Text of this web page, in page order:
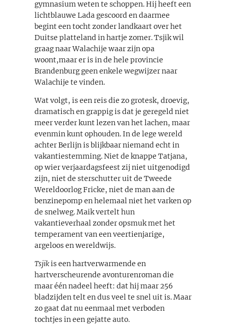
gymnasium weten te schoppen. Hij heeft een
lichtblauwe Lada gescoord en daarmee
begint een tocht zonder landkaart over het
Duitse platteland in hartje zomer. Tsjik wil
graag naar Walachije waar zijn opa
woont,maar er is in de hele provincie
Brandenburg geen enkele wegwijzer naar
Walachije te vinden.
Wat volgt, is een reis die zo grotesk, droevig,
dramatisch en grappig is dat je geregeld niet
meer verder kunt lezen van het lachen, maar
evenmin kunt ophouden. In de lege wereld
achter Berlijn is blijkbaar niemand echt in
vakantiestemming. Niet de knappe Tatjana,
op wier verjaardagsfeest zij niet uitgenodigd
zijn, niet de sterschutter uit de Tweede
Wereldoorlog Fricke, niet de man aan de
benzinepomp en helemaal niet het varken op
de snelweg. Maik vertelt hun
vakantieverhaal zonder opsmuk met het
temperament van een veertienjarige,
argeloos en wereldwijs.
Tsjikis een hartverwarmende en
hartverscheurende avonturenroman die
maar één nadeel heeft: dat hij maar 256
bladzijden telt en dus veel te snel uit is. Maar
zo gaat dat nu eenmaal met verboden
tochtjes in een gejatte auto.